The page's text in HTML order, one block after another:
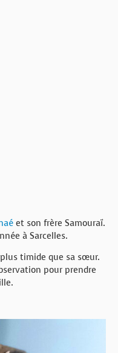
et son frère Samouraï.
à Sarcelles.
timide que sa sœur.
pour prendre